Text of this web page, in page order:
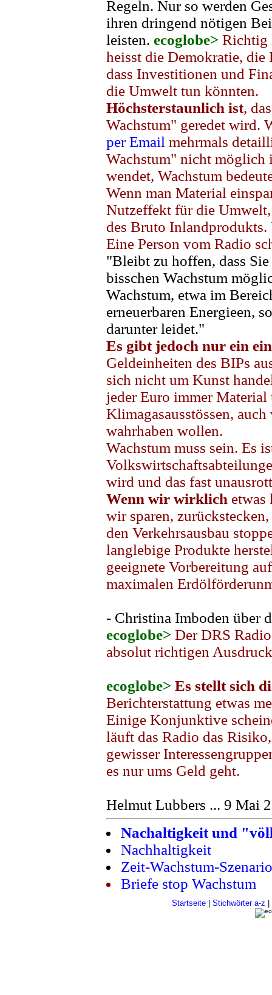
Regeln. Nur so werden
ihren dringend nötigen
leisten. ecoglobe> Richtig
heisst die Demokratie, die
dass Investitionen und
die Umwelt tun könnten.
Höchsterstaunlich ist,
Wachstum" geredet wird.
per Email mehrmals
Wachstum" nicht möglich
wendet, Wachstum
Wenn man Material
Nutzeffekt für die
des Bruto
Eine Person vom Radio
"Bleibt zu hoffen, dass
bisschen Wachstum
Wachstum, etwa im
erneuerbaren Energieen,
darunter leidet."
Es gibt jedoch nur ein
Geldeinheiten des BIPs
sich nicht um Kunst
jeder Euro immer
Klimagasausstössen,
wahrhaben wollen.
Wachstum muss sein. Es
wird und das fast
Wenn wir wirklich etwas
wir sparen,
den Verkehrsausbau
langlebige Produkte
geeignete Vorbereitung
maximalen
- Christina Imboden über
ecoglobe> Der DRS
absolut richtigen
ecoglobe> Es stellt sich
Berichterstattung etwas
Einige Konjunktive
läuft das Radio das
gewisser
es nur ums Geld geht.
Helmut Lubbers ... 9 Mai
Nachaltigkeit und
Nachhaltigkeit
Zeit-Wachstum-
Briefe stop Wachstum
Startseite| Stichwörter a-z